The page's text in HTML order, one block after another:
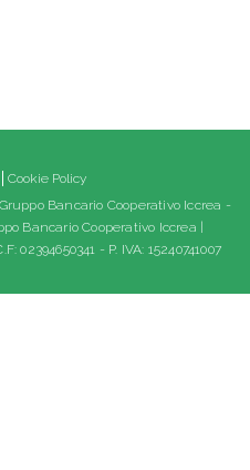
Cookie Policy
Bancario Cooperativo Iccrea -
Bancario Cooperativo Iccrea |
02394650341 - P. IVA: 15240741007